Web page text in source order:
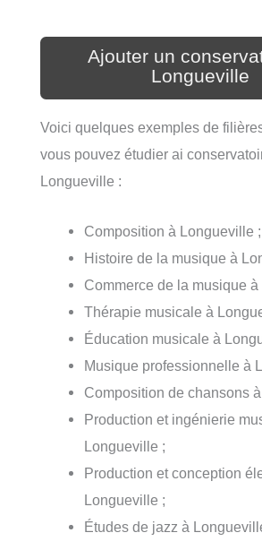
Ajouter un
Longueville
Voici quelques exemples de
vous pouvez étudier ai
Longueville :
Composition à Longueville ;
Histoire de la musique à
Commerce de la musique
Thérapie musicale à
Éducation musicale à
Musique professionnelle à
Composition de chansons
Production et ingénierie
Longueville ;
Production et conception
Longueville ;
Études de jazz à